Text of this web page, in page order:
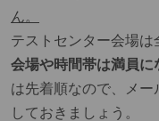
ん。
テストセンター会場は
会場や時間帯は満員に
は先着順なので、メ
しておきましょう。